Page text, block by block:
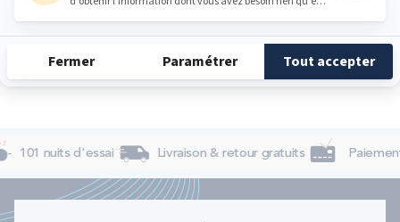
Dimanche Fermé
101 nuits d'essai Livraison & retour gratuits